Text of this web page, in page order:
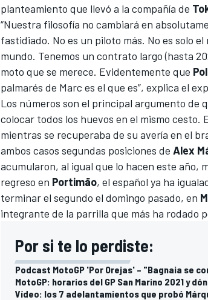
MÁS CATEGORÍAS
planteamiento que llevó a la compañía de
“Nuestra filosofía no cambiará en
fastidiado. No es un piloto más. No es solo
mundo. Tenemos un contrato largo (hasta
moto que se merece. Evidentemente que
palmarés de Marc es el que es”, explica el
Los números son el principal argumento de
colocar todos los huevos en el mismo cesto.
mientras se recuperaba de su avería en el
ambos casos segundas posiciones de Alex
acumularon, al igual que lo hacen este año,
regreso en Portimão, el español ya ha
terminar el segundo el domingo pasado, en
integrante de la parrilla que más ha rodado
Por si te lo perdiste:
Podcast MotoGP 'Por Orejas' – "Bagnaia se
MotoGP: horarios del GP San Marino 2021 y
Vídeo: los 7 adelantamientos que probó